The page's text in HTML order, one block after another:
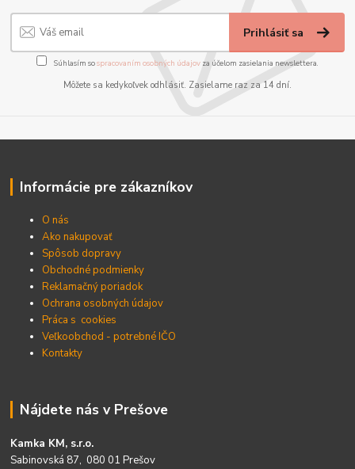
Prihlásiť sa
Súhlasím sospracovaním osobných údajov za účelom zasielania newslettera.
Môžete sa kedykoľvek odhlásiť. Zasielame raz za 14 dní.
Informácie pre zákazníkov
O nás
Ako nakupovať
Spôsob dopravy
Obchodné podmienky
Reklamačný poriadok
Ochrana osobných údajov
Práca s cookies
Veľkoobchod - potrebné IČO
Kontakty
Nájdete nás v Prešove
Kamka KM, s.r.o.
Sabinovská 87, 080 01 Prešov